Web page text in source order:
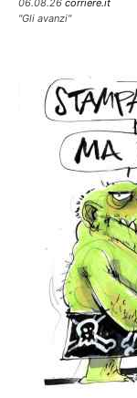
06.08.26 corriere.it
"Gli avanzi"